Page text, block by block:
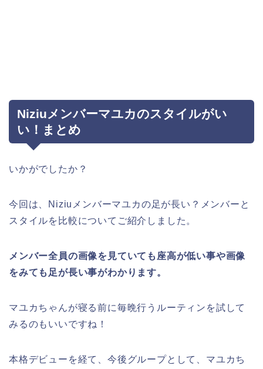
Niziuメンバーマユカのスタイルがい
い！まとめ
いかがでしたか？
今回は、Niziuメンバーマユカの足が長い？メンバーと
スタイルを比較についてご紹介しました。
メンバー全員の画像を見ていても座高が低い事や画像
をみても足が長い事がわかります。
マユカちゃんが寝る前に毎晩行うルーティンを試して
みるのもいいですね！
本格デビューを経て、今後グループとして、マユカち